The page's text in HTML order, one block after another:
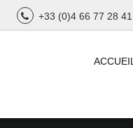
+33 (0)4 66 77 28 41
ACCUEIL